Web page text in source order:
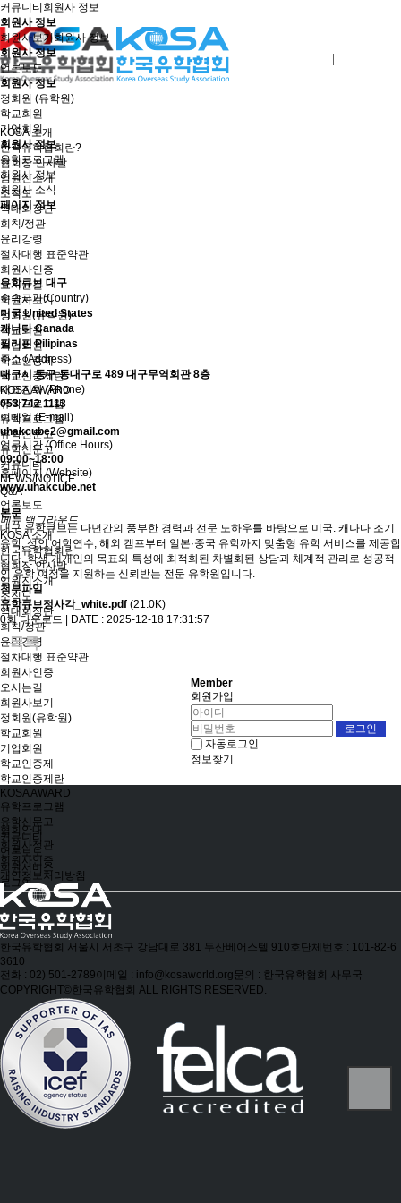
KOSA 소개
한국유학협회란?
협회장 인사말
임원진소개
조직도
역대회장단
회칙/정관
윤리강령
절차대행 표준약관
회원사인증
오시는길
회원사보기
정회원(유학원)
학교회원
기업회원
학교인증제
학교인증제란
KOSA AWARD
유학프로그램
유학프로그램
유학신문고
유학신문고
커뮤니티
NEWS/NOTICE
Q&A
언론보도
메뉴 백그라운드
KOSA 소개
한국유학협회란
협회장 인사말
임원진소개
조직도
역대회장단
회칙/정관
윤리강령
절차대행 표준약관
회원사인증
오시는길
회원사보기
정회원(유학원)
학교회원
기업회원
학교인증제
학교인증제란
KOSA AWARD
유학프로그램
유학신문고
커뮤니티
언론보도
회원서비스
로그인
커뮤니티 회원사 정보
회원사 정보
회원사보기회원사 정보
회원사 정보
언론보도
회원사 정보
정회원 (유학원)
학교회원
기업회원
회원사 정보
유학프로그램
회원사 정보
회원사 소식
페이지 정보
유학큐브 대구
수속국가(Country)
미국 United States
캐나다 Canada
필리핀 Pilipinas
주소 (Address)
대구시 동구 동대구로 489 대구무역회관 8층
대표전화 (Phone)
053 742 1113
이메일 (E-mail)
uhakcube2@gmail.com
업무시간 (Office Hours)
09:00~18:00
홈페이지 (Website)
www.uhakcube.net
본문
대구 유학큐브는 다년간의 풍부한 경력과 전문 노하우를 바탕으로 미국. 캐나다 조기
유학, 성인 어학연수, 해외 캠프부터 일본·중국 유학까지 맞춤형 유학 서비스를 제공합
니다. 학생 개개인의 목표와 특성에 최적화된 차별화된 상담과 체계적 관리로 성공적
인 유학 여정을 지원하는 신뢰받는 전문 유학원입니다.
첨부파일
유학큐브정사각_white.pdf (21.0K)
0회 다운로드 | DATE : 2025-12-18 17:31:57
목록
Member
회원가입
자동로그인
정보찾기
협회안내
회원사정관
회원사인증
개인정보처리방침
한국유학협회 서울시 서초구 강남대로 381 두산베어스텔 910호 단체번호 : 101-82-6
3610
전화 : 02) 501-2789이메일 : info@kosaworld.org문의 : 한국유학협회 사무국
COPYRIGHT©한국유학협회 ALL RIGHTS RESERVED.